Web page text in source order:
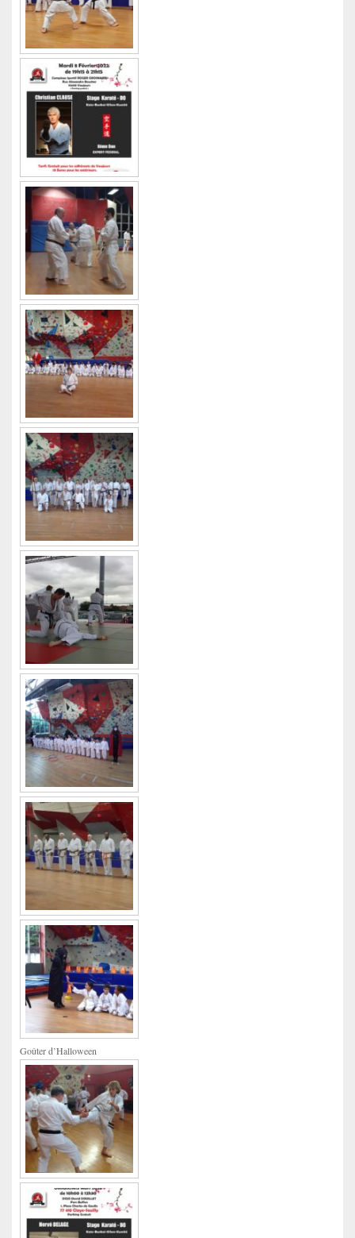
Goûter d’Halloween